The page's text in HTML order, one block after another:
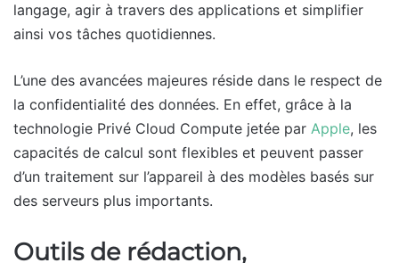
langage, agir à travers des applications et simplifier
ainsi vos tâches quotidiennes.
L’une des avancées majeures réside dans le respect de
la confidentialité des données. En effet, grâce à la
technologie Privé Cloud Compute jetée par Apple, les
capacités de calcul sont flexibles et peuvent passer
d’un traitement sur l’appareil à des modèles basés sur
des serveurs plus importants.
Outils de rédaction,